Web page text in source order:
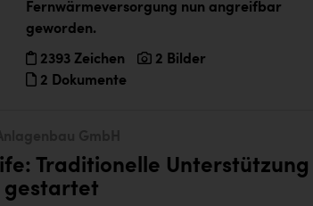
Fernwärmeversorgung nun angreifbar
geworden.
2393 Zeichen
2 Bilder
2 Dokumente
Traditionelle Unterstützung
gestartet